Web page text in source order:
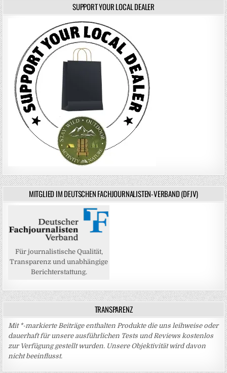
SUPPORT YOUR LOCAL DEALER
MITGLIED IM DEUTSCHEN FACHJOURNALISTEN-VERBAND (DFJV)
Für journalistische Qualität,
Transparenz und unabhängige
Berichterstattung.
TRANSPARENZ
Mit *-markierte Beiträge enthalten Produkte die uns leihweise oder
dauerhaft für unsere ausführlichen Tests und Reviews kostenlos
zur Verfügung gestellt wurden. Unsere Objektivität wird davon
nicht beeinflusst.